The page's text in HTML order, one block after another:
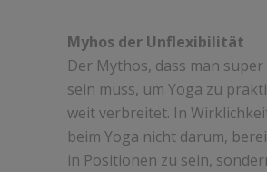
Myhos der Unflexibilität
Der Mythos, dass man
sein muss, um Yoga zu
weit verbreitet. In
beim Yoga nicht darum,
in Positionen zu sein,